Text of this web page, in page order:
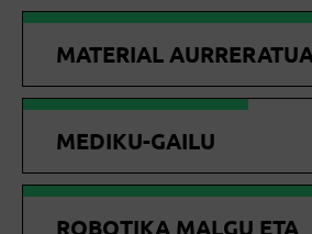
MATERIAL
MEDIKU-GAILU
ROBOTIKA MALGU ETA